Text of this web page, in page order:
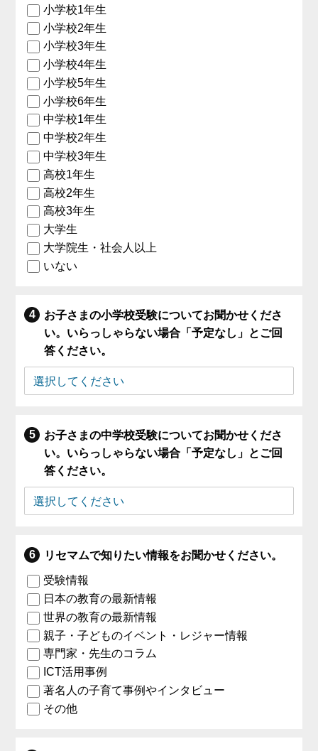
小学校1年生
小学校2年生
小学校3年生
小学校4年生
小学校5年生
小学校6年生
中学校1年生
中学校2年生
中学校3年生
高校1年生
高校2年生
高校3年生
大学生
大学院生・社会人以上
いない
お子さまの小学校受験についてお聞かせくださ
い。いらっしゃらない場合「予定なし」とご回
答ください。
お子さまの中学校受験についてお聞かせくださ
い。いらっしゃらない場合「予定なし」とご回
答ください。
リセマムで知りたい情報をお聞かせください。
受験情報
日本の教育の最新情報
世界の教育の最新情報
親子・子どものイベント・レジャー情報
専門家・先生のコラム
ICT活用事例
著名人の子育て事例やインタビュー
その他